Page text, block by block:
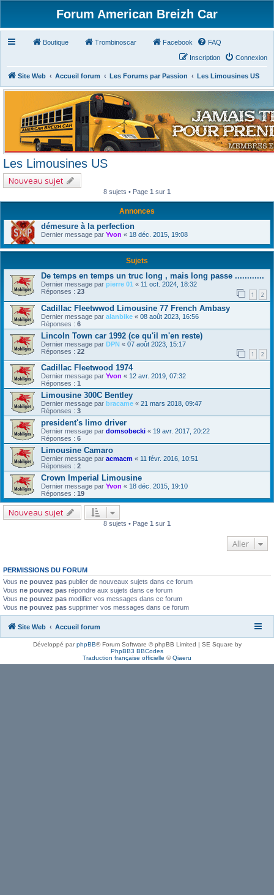
Forum American Breizh Car
Boutique Trombinoscar Facebook FAQ
Connexion
Inscription
Site Web Accueil forum Les Forums par Passion Les Limousines US
Les Limousines US
Nouveau sujet
8 sujets • Page 1 sur 1
Annonces
démesure à la perfection
Dernier message par Yvon « 18 déc. 2015, 19:08
Sujets
De temps en temps un truc long , mais long passe ............
Dernier message par pierre 01 « 11 oct. 2024, 18:32
Réponses : 23 1 2
Cadillac Fleetwwod Limousine 77 French Ambasy
Dernier message par alanbike « 08 août 2023, 16:56
Réponses : 6
Lincoln Town car 1992 (ce qu'il m'en reste)
Dernier message par DPN « 07 août 2023, 15:17
Réponses : 22 1 2
Cadillac Fleetwood 1974
Dernier message par Yvon « 12 avr. 2019, 07:32
Réponses : 1
Limousine 300C Bentley
Dernier message par bracame « 21 mars 2018, 09:47
Réponses : 3
president's limo driver
Dernier message par domsobecki « 19 avr. 2017, 20:22
Réponses : 6
Limousine Camaro
Dernier message par acmacm « 11 févr. 2016, 10:51
Réponses : 2
Crown Imperial Limousine
Dernier message par Yvon « 18 déc. 2015, 19:10
Réponses : 19
Nouveau sujet
8 sujets • Page 1 sur 1
Aller
PERMISSIONS DU FORUM
Vous ne pouvez pas publier de nouveaux sujets dans ce forum
Vous ne pouvez pas répondre aux sujets dans ce forum
Vous ne pouvez pas modifier vos messages dans ce forum
Vous ne pouvez pas supprimer vos messages dans ce forum
Site Web Accueil forum
Développé parphpBB® Forum Software © phpBB Limited | SE Square by
PhpBB3 BBCodes
Traduction française officielle ©Qiaeru